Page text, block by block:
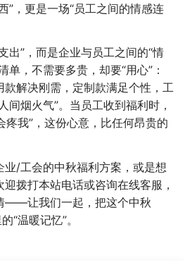
，更是一场“员工之间的情感连
出”，而是企业与员工之间的“情
单，不需要多贵，却要“用心”：
解决刚需，定制款满足个性，工
间烟火气”。当员工收到福利时，
疼我”，这份心意，比任何昂贵的
/工会的中秋福利方案，或是想
拨打本站电话或咨询在线客服，
——让我们一起，把这个中秋
“温暖记忆”。